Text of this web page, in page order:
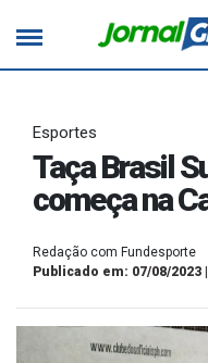
Esportes
Taça Brasil
começa na
Redação com Fundesporte
Publicado em: 07/08/